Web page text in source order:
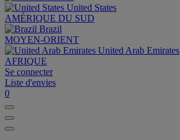
United States
AMÉRIQUE DU SUD
Brazil
MOYEN-ORIENT
United Arab Emirates
AFRIQUE
Se connecter
Liste d'envies
0